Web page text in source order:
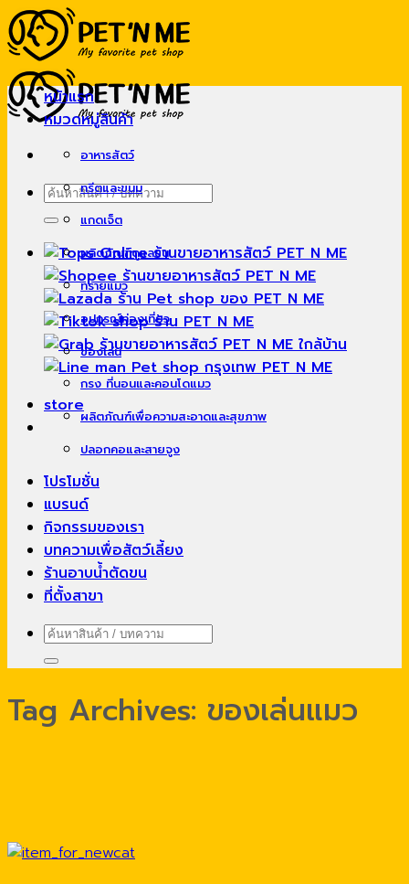
Skip
to
content
ค้นหา:
store
หน้าแรก
หมวดหมู่สินค้า
อาหารสัตว์
ทรีตและขนม
แกดเจ็ต
ผลิตภัณฑ์ดูแลขน
ทรายแมว
อุปกรณ์ท่องเที่ยว
ของเล่น
กรง ที่นอนและคอนโดแมว
ผลิตภัณฑ์เพื่อความสะอาดและสุขภาพ
ปลอกคอและสายจูง
โปรโมชั่น
แบรนด์
กิจกรรมของเรา
บทความเพื่อสัตว์เลี้ยง
ร้านอาบน้ำตัดขน
ที่ตั้งสาขา
ค้นหา:
Tag Archives: ของเล่นแมว